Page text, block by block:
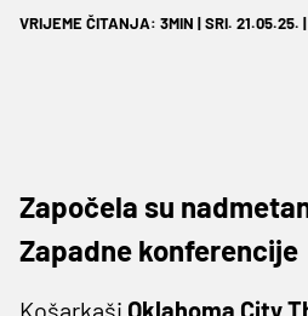
VRIJEME ČITANJA: 3MIN | SRI. 21.05.25.
Započela su
Zapadne konferencije
Košarkaši Oklahoma City